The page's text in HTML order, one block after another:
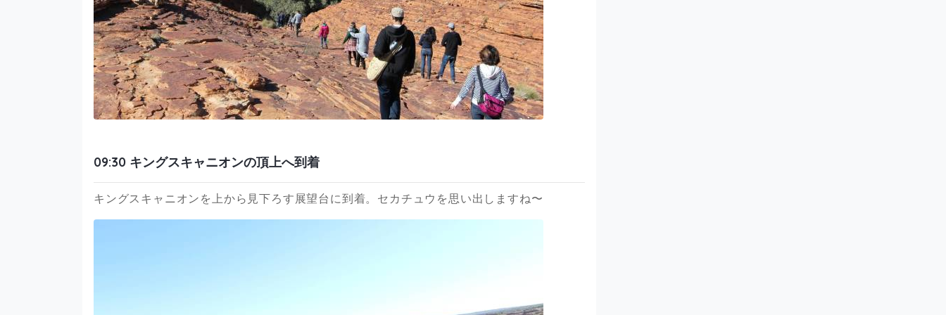
09:30 キングスキャニオンの頂上へ到着
キングスキャニオンを上から見下ろす展望台に到着。セカチュウを思い出しますね〜